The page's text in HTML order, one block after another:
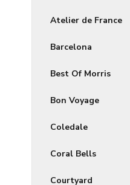
Atelier de France
Barcelona
Best Of Morris
Bon Voyage
Coledale
Coral Bells
Courtyard